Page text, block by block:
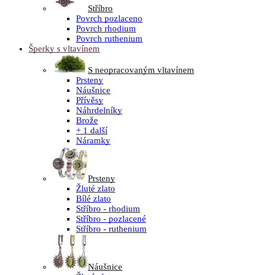
Stříbro
Povrch pozlaceno
Povrch rhodium
Povrch ruthenium
Šperky s vltavínem
S neopracovaným vltavínem
Prsteny
Náušnice
Přívěsy
Náhrdelníky
Brože
+ 1 další
Náramky
Prsteny
Žluté zlato
Bílé zlato
Stříbro - rhodium
Stříbro - pozlacené
Stříbro - ruthenium
Náušnice